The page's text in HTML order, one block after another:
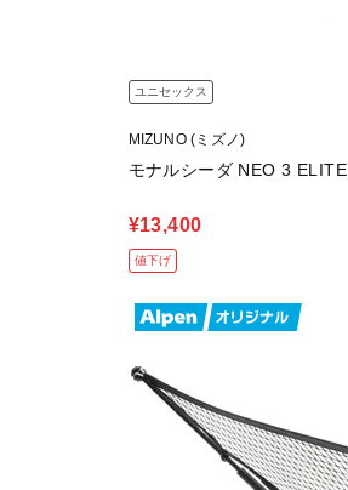
ユニセックス
MIZUNO (ミズノ)
モナルシーダ NEO 3 ELITE
¥13,400
値下げ